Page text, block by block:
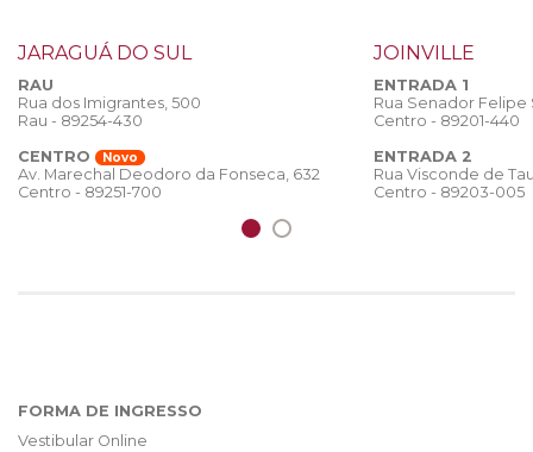
JARAGUÁ DO SUL
RAU
Rua dos Imigrantes, 500
Rau - 89254-430
CENTRO
Novo
Av. Marechal Deodoro da Fonseca, 632
Centro - 89251-700
JOINVILLE
ENTRADA 1
Rua Senador
Centro - 89201-440
ENTRADA 2
Rua Visconde de
Centro - 89203-005
FORMA DE INGRESSO
Vestibular Online